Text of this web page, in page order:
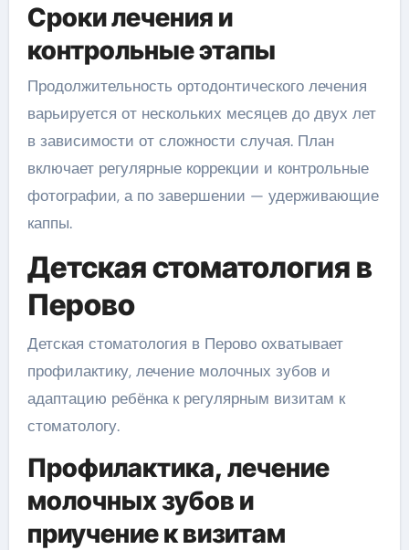
Сроки лечения и
контрольные этапы
Продолжительность ортодонтического лечения
варьируется от нескольких месяцев до двух лет
в зависимости от сложности случая. План
включает регулярные коррекции и контрольные
фотографии, а по завершении — удерживающие
каппы.
Детская стоматология в
Перово
Детская стоматология в Перово охватывает
профилактику, лечение молочных зубов и
адаптацию ребёнка к регулярным визитам к
стоматологу.
Профилактика, лечение
молочных зубов и
приучение к визитам